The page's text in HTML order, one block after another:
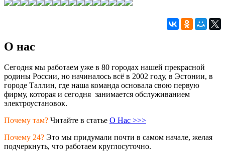
О нас
Сегодня мы работаем уже в 80 городах нашей прекрасной
родины России, но начиналось всё в 2002 году, в Эстонии, в
городе Таллин, где наша команда основала свою первую
фирму, которая и сегодня занимается обслуживанием
электроустановок.
Почему там? Читайте в статье О Нас >>>
Почему 24? Это мы придумали почти в самом начале, желая
подчеркнуть, что работаем круглосуточно.